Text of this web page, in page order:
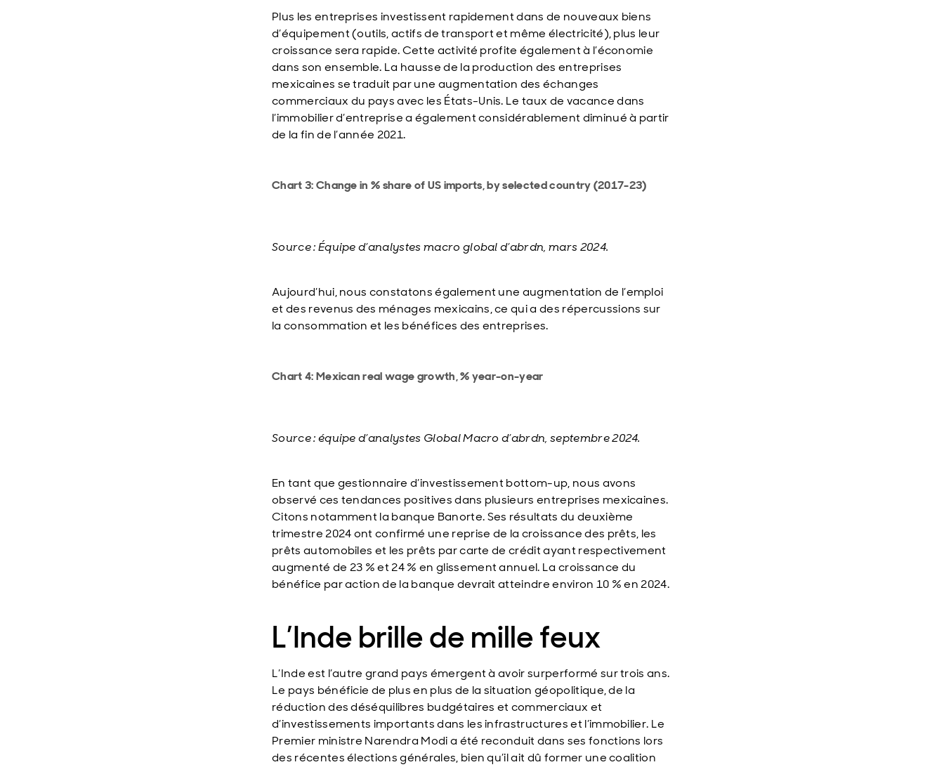
Plus les entreprises investissent rapidement dans de nouveaux biens
d’équipement (outils, actifs de transport et même électricité), plus leur
croissance sera rapide. Cette activité profite également à l’économie
dans son ensemble. La hausse de la production des entreprises
mexicaines se traduit par une augmentation des échanges
commerciaux du pays avec les États-Unis. Le taux de vacance dans
l’immobilier d’entreprise a également considérablement diminué à partir
de la fin de l’année 2021.
Chart 3: Change in % share of US imports, by selected country (2017-23)
Source : Équipe d’analystes macro global d’abrdn, mars 2024.
Aujourd’hui, nous constatons également une augmentation de l’emploi
et des revenus des ménages mexicains, ce qui a des répercussions sur
la consommation et les bénéfices des entreprises.
Chart 4: Mexican real wage growth, % year-on-year
Source : équipe d’analystes Global Macro d’abrdn, septembre 2024.
En tant que gestionnaire d’investissement bottom-up, nous avons
observé ces tendances positives dans plusieurs entreprises mexicaines.
Citons notamment la banque Banorte. Ses résultats du deuxième
trimestre 2024 ont confirmé une reprise de la croissance des prêts, les
prêts automobiles et les prêts par carte de crédit ayant respectivement
augmenté de 23 % et 24 % en glissement annuel. La croissance du
bénéfice par action de la banque devrait atteindre environ 10 % en 2024.
L’Inde brille de mille feux
L’Inde est l’autre grand pays émergent à avoir surperformé sur trois ans.
Le pays bénéficie de plus en plus de la situation géopolitique, de la
réduction des déséquilibres budgétaires et commerciaux et
d’investissements importants dans les infrastructures et l’immobilier. Le
Premier ministre Narendra Modi a été reconduit dans ses fonctions lors
des récentes élections générales, bien qu’il ait dû former une coalition